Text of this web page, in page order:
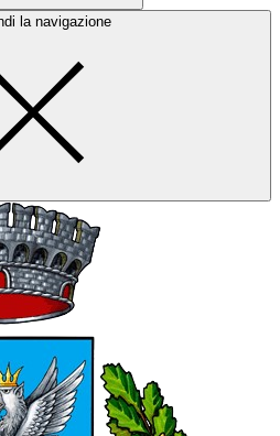
la navigazione